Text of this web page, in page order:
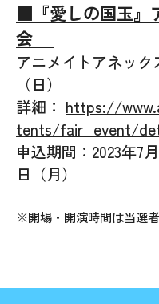
■『愛しの国玉』
会
アニメイトアネック
（日）
詳細： https://
tents/fair_event/
申込期間：2023年7
日（月）
※開場・開演時間は当選